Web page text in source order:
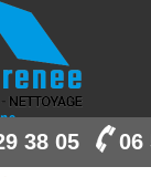
38 05 06